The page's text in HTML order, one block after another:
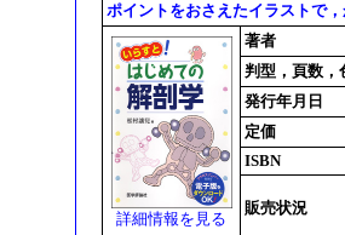
ポイントをおさえたイラストで
詳細情報を見る
著者
判型，頁数，
発行年月日
定価
ISBN
販売状況